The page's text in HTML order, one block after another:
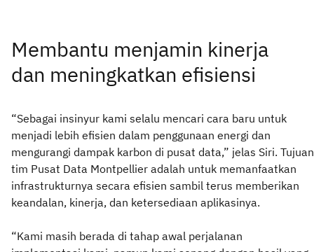
Membantu menjamin kinerja
dan meningkatkan efisiensi
“Sebagai insinyur kami selalu mencari cara baru untuk
menjadi lebih efisien dalam penggunaan energi dan
mengurangi dampak karbon di pusat data,” jelas Siri. Tujuan
tim Pusat Data Montpellier adalah untuk memanfaatkan
infrastrukturnya secara efisien sambil terus memberikan
keandalan, kinerja, dan ketersediaan aplikasinya.
“Kami masih berada di tahap awal perjalanan